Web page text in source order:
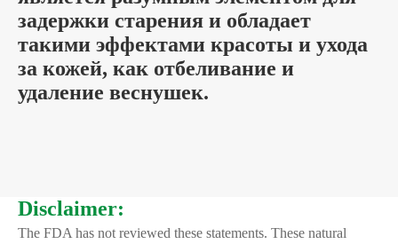
задержки старения и обладает
такими эффектами красоты и ухода
за кожей, как отбеливание и
удаление веснушек.
Disclaimer:
The FDA has not reviewed these statements. These natural